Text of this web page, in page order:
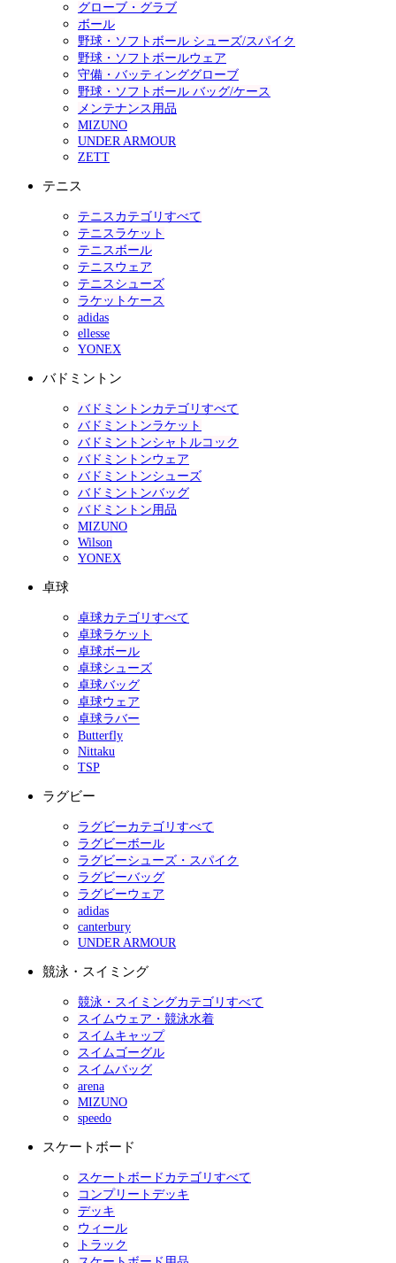
グローブ・グラブ
ボール
野球・ソフトボール シューズ/スパイク
野球・ソフトボールウェア
守備・バッティンググローブ
野球・ソフトボール バッグ/ケース
メンテナンス用品
MIZUNO
UNDER ARMOUR
ZETT
テニス
テニスカテゴリすべて
テニスラケット
テニスボール
テニスウェア
テニスシューズ
ラケットケース
adidas
ellesse
YONEX
バドミントン
バドミントンカテゴリすべて
バドミントンラケット
バドミントンシャトルコック
バドミントンウェア
バドミントンシューズ
バドミントンバッグ
バドミントン用品
MIZUNO
Wilson
YONEX
卓球
卓球カテゴリすべて
卓球ラケット
卓球ボール
卓球シューズ
卓球バッグ
卓球ウェア
卓球ラバー
Butterfly
Nittaku
TSP
ラグビー
ラグビーカテゴリすべて
ラグビーボール
ラグビーシューズ・スパイク
ラグビーバッグ
ラグビーウェア
adidas
canterbury
UNDER ARMOUR
競泳・スイミング
競泳・スイミングカテゴリすべて
スイムウェア・競泳水着
スイムキャップ
スイムゴーグル
スイムバッグ
arena
MIZUNO
speedo
スケートボード
スケートボードカテゴリすべて
コンプリートデッキ
デッキ
ウィール
トラック